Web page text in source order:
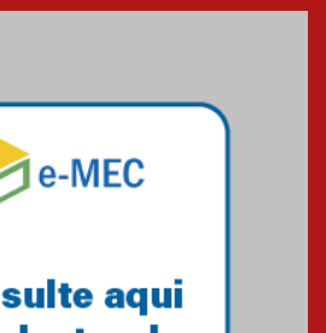
07.11.2024
Equipe de saltos ornamentais
do Mackenzie Brasília